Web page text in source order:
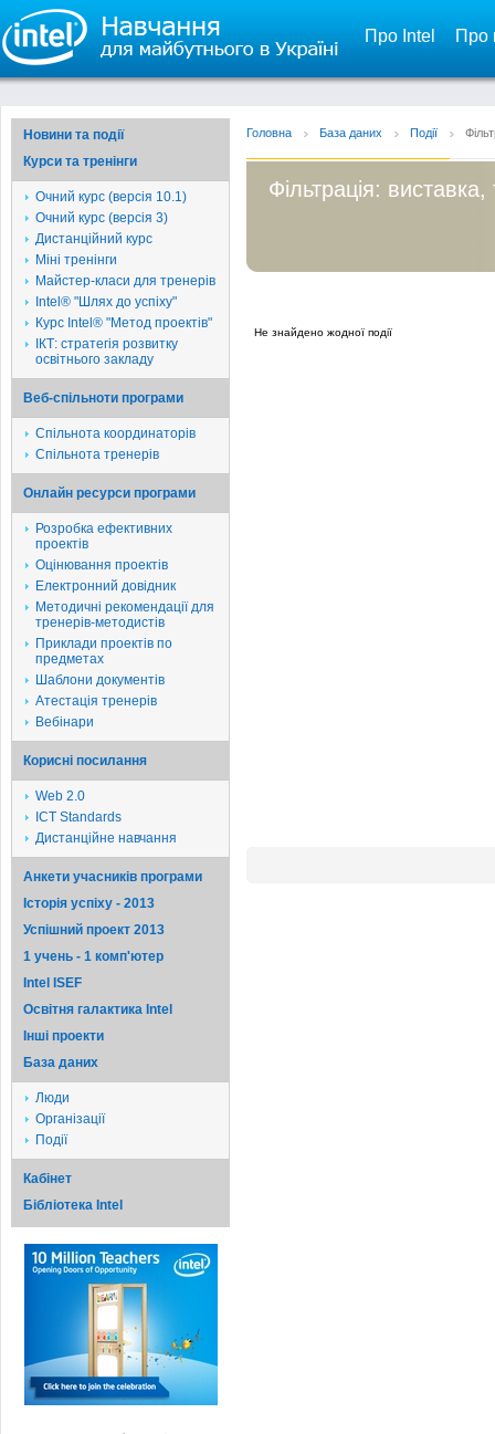
Про Intel Про
Новини та події
Курси та тренінги
Очний курс (версія 10.1)
Очний курс (версія 3)
Дистанційний курс
Міні тренінги
Майстер-класи для тренерів
Intel® "Шлях до успіху"
Курс Intel® "Метод проектів"
ІКТ: стратегія розвитку
освітнього закладу
Веб-спільноти програми
Спільнота координаторів
Спільнота тренерів
Онлайн ресурси програми
Розробка ефективних
проектів
Оцінювання проектів
Електронний довідник
Методичні рекомендації для
тренерів-методистів
Приклади проектів по
предметах
Шаблони документів
Атестація тренерів
Вебінари
Корисні посилання
Web 2.0
ICT Standards
Дистанційне навчання
Анкети учасників програми
Історія успіху - 2013
Успішний проект 2013
1 учень - 1 комп'ютер
Intel ISEF
Освітня галактика Intel
Iншi проекти
База даних
Люди
Організації
Події
Кабінет
Бібліотека Intel
Головна База даних Події
Фільтрація:
Не знайдено жодної події